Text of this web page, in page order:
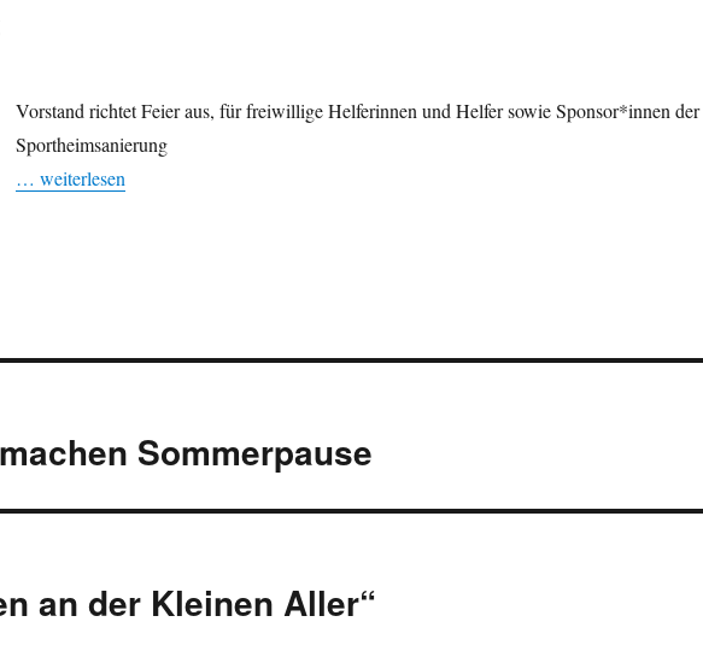
Vorstand richtet Feier aus, für freiwillige Helferinnen und Helfer sowie Sponsor*innen der
Sportheimsanierung
… weiterlesen
Sommerpause
an der Kleinen Aller“